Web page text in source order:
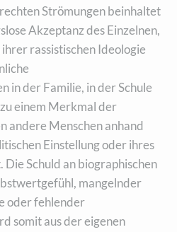
Strömungen beinhaltet
Akzeptanz des Einzelnen,
rassistischen Ideologie
in der Familie, in der Schule
einem Merkmal der
andere Menschen anhand
Einstellung oder ihres
Schuld an biographischen
mangelnder
oder fehlender
somit aus der eigenen